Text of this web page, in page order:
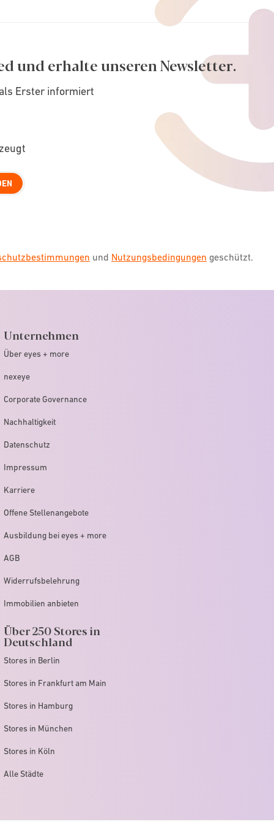
und erhalte unseren Newsletter.
Erster informiert
und Nutzungsbedingungen geschützt.
Unternehmen
Über eyes + more
nexeye
Corporate Governance
Nachhaltigkeit
Datenschutz
Impressum
Karriere
Offene Stellenangebote
Ausbildung bei eyes + more
AGB
Widerrufsbelehrung
Immobilien anbieten
Über 250 Stores in
Deutschland
Stores in Berlin
Stores in Frankfurt am Main
Stores in Hamburg
Stores in München
Stores in Köln
Alle Städte